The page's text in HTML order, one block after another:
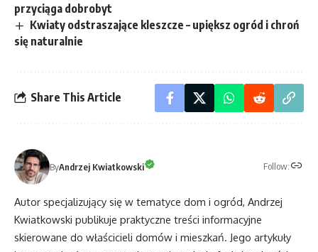
przyciąga dobrobyt
Kwiaty odstraszające kleszcze – upiększ ogród i chroń
się naturalnie
Share This Article
ByAndrzej Kwiatkowski Follow:
Autor specjalizujący się w tematyce dom i ogród, Andrzej
Kwiatkowski publikuje praktyczne treści informacyjne
skierowane do właścicieli domów i mieszkań. Jego artykuły